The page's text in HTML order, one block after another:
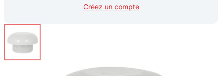
Créez un compte